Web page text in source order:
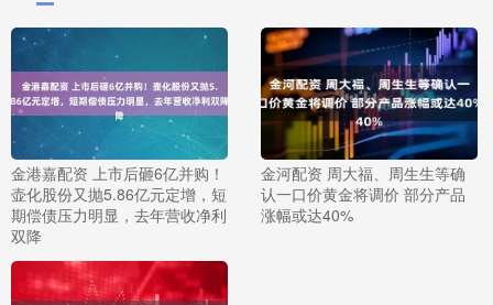
金港嘉配资 上市后砸6亿并购！
壶化股份又抛5.86亿元定增，短
期偿债压力明显，去年营收净利
双降
金河配资 周大福、周生生等确
认一口价黄金将调价 部分产品
涨幅或达40%